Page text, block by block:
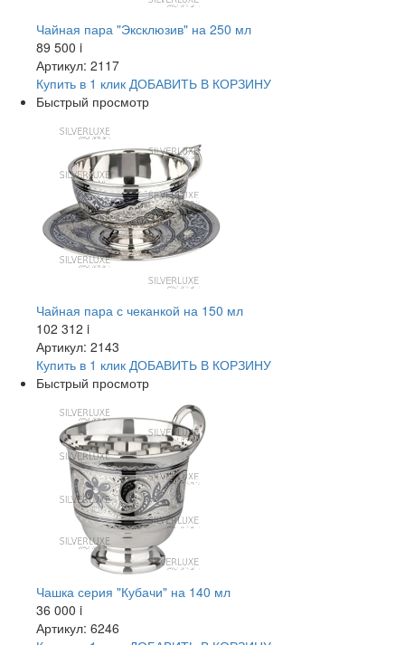
Чайная пара "Эксклюзив" на 250 мл
89 500 i
Артикул: 2117
Купить в 1 клик ДОБАВИТЬ В КОРЗИНУ
Быстрый просмотр
Чайная пара с чеканкой на 150 мл
102 312 i
Артикул: 2143
Купить в 1 клик ДОБАВИТЬ В КОРЗИНУ
Быстрый просмотр
Чашка серия "Кубачи" на 140 мл
36 000 i
Артикул: 6246